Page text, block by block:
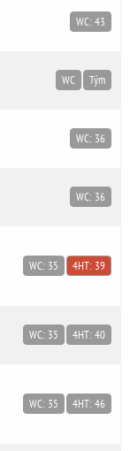
WC: 43
WC Tým
WC: 36
WC: 36
WC: 35 4HT: 39
WC: 35 4HT: 40
WC: 35 4HT: 46